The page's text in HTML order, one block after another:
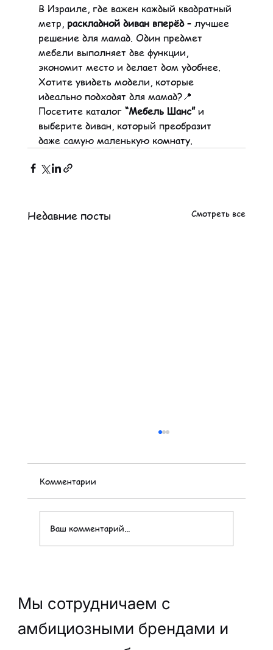
В Израиле, где важен каждый квадратный
метр, раскладной диван вперёд – лучшее
решение для мамад. Один предмет
мебели выполняет две функции,
экономит место и делает дом удобнее.
Хотите увидеть модели, которые
идеально подходят для мамад?📍
Посетите каталог “Мебель Шанс” и
выберите диван, который преобразит
даже самую маленькую комнату.
Недавние посты Смотреть все
Комментарии
Ваш комментарий...
Мы сотрудничаем с
амбициозными брендами и